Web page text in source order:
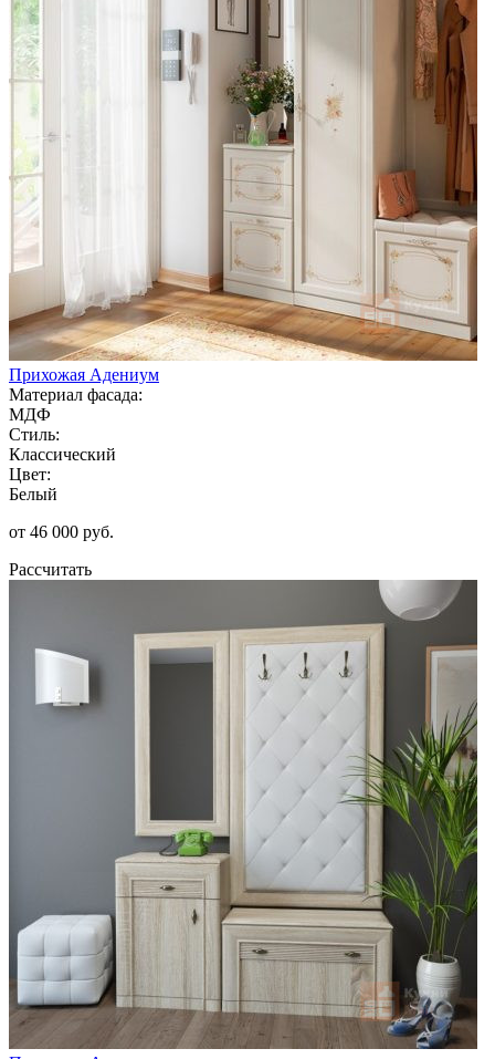
Прихожая Адениум
Материал фасада:
МДФ
Стиль:
Классический
Цвет:
Белый
от 46 000 руб.
Рассчитать